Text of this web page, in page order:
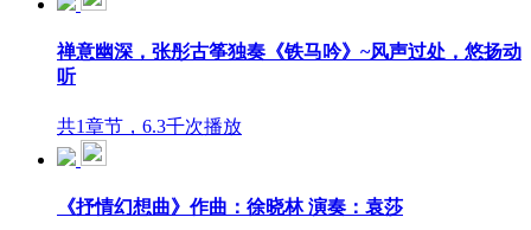
禅意幽深，张彤古筝独奏《铁马吟》~风声过处，悠扬动
听
共1章节，6.3千次播放
《抒情幻想曲》作曲：徐晓林 演奏：袁莎